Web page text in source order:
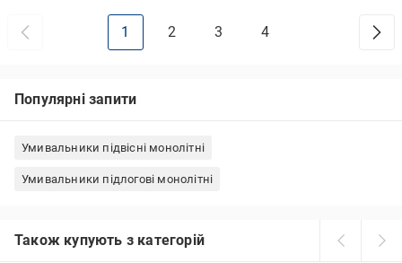
1 2 3 4
Популярні запити
Умивальники підвісні монолітні
Умивальники підлогові монолітні
Також купують з категорій